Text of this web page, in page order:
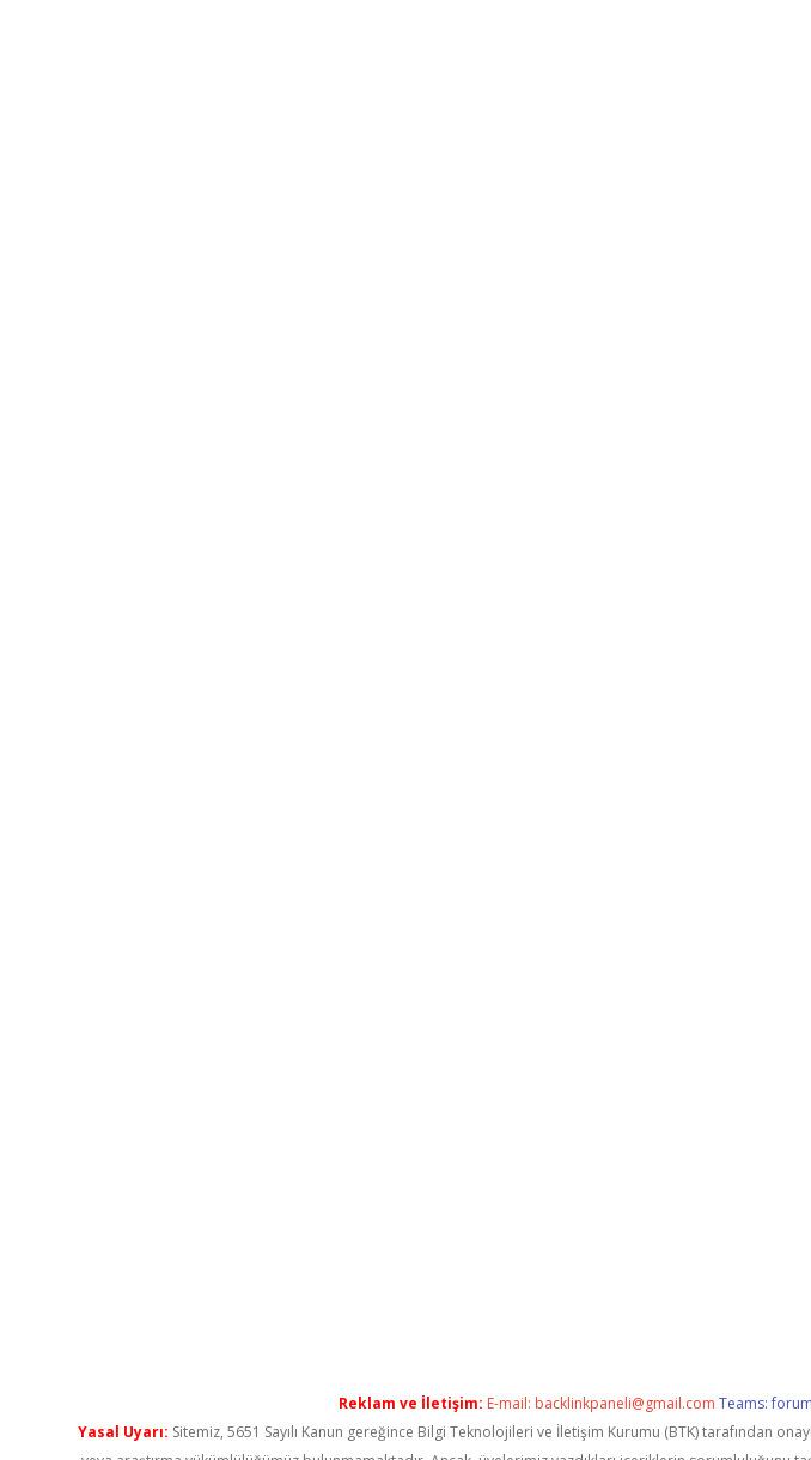
Reklam ve İletişim: E-mail: backlinkpaneli@gmail.com Teams:
Yasal Uyarı: Sitemiz, 5651 Sayılı Kanun gereğince Bilgi Teknolojileri ve İletişim Kurumu (BTK) tarafından